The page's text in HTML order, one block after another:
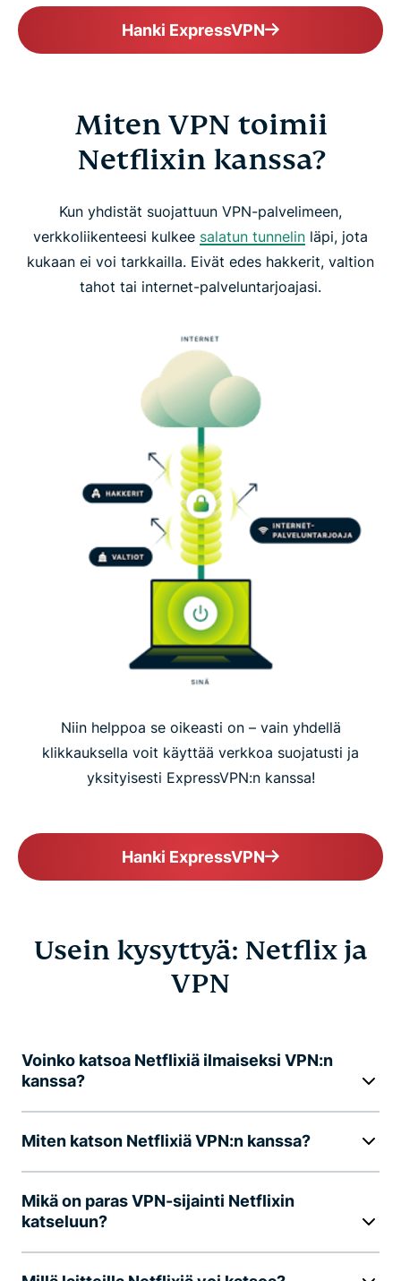
Hanki ExpressVPN
Miten VPN toimii
Netflixin kanssa?
Kun yhdistät suojattuun VPN-palvelimeen,
verkkoliikenteesi kulkee salatun tunnelin läpi, jota
kukaan ei voi tarkkailla. Eivät edes hakkerit, valtion
tahot tai internet-palveluntarjoajasi.
Niin helppoa se oikeasti on – vain yhdellä
klikkauksella voit käyttää verkkoa suojatusti ja
yksityisesti ExpressVPN:n kanssa!
Hanki ExpressVPN
Usein kysyttyä: Netflix ja
VPN
Voinko katsoa Netflixiä ilmaiseksi VPN:n
kanssa?
Miten katson Netflixiä VPN:n kanssa?
Mikä on paras VPN-sijainti Netflixin
katseluun?